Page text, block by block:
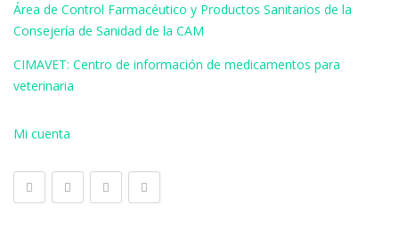
Área de Control Farmacéutico y Productos Sanitarios de la
Consejería de Sanidad de la CAM
CIMAVET: Centro de información de medicamentos para
veterinaria
Mi cuenta